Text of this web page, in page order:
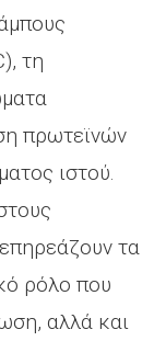
τη
πρωτεϊνών
ιστού.
τα
ρόλο που
αλλά και